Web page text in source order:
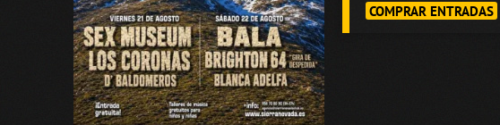
COMPRAR ENTRADAS